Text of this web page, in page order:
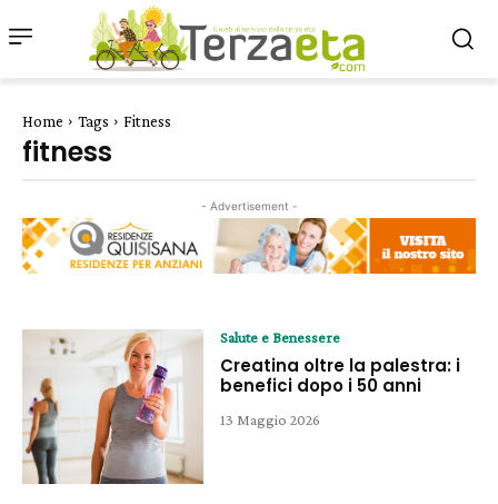
Home Tags Fitness
fitness
- Advertisement -
Salute e Benessere
Creatina oltre la palestra: i
benefici dopo i 50 anni
13 Maggio 2026